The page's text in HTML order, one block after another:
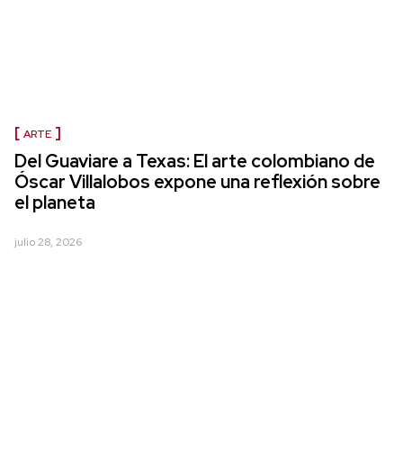
ARTE
Del Guaviare a Texas: El arte colombiano de
Óscar Villalobos expone una reflexión sobre
el planeta
julio 28, 2026